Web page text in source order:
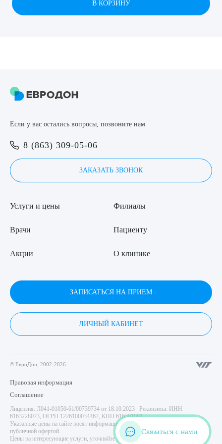
8 (863) 309-05-06
В КОРЗИНУ
Если у вас остались вопросы, позвоните нам
8 (863) 309-05-06
ЗАКАЗАТЬ ЗВОНОК
Услуги и цены
Врачи
Акции
Филиалы
Пациенту
О клинике
ЗАПИСАТЬСЯ НА ПРИЕМ
ЛИЧНЫЙ КАБИНЕТ
© ЕвроДон, 2002-2026
Правовая информация
Соглашение
Лицензия: Л041-01050-61/00739734 от 18.10.2023 Реквизиты: ИНН
6163228073, ОГРН 1226100034467, КПП 616301001
Указанные цены на сайте носят информационный характер и не являются
публичной офертой.
Цены на интересующие услуги, уточняйте у администратора центра. Имеются
ОТПРАВИТЬ
Я даю согласие наобработку персональных данных
Связаться с нами
Выберите сопутствующую услугу